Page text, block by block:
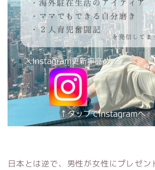
日本とは逆で、男性が女性にプレゼン